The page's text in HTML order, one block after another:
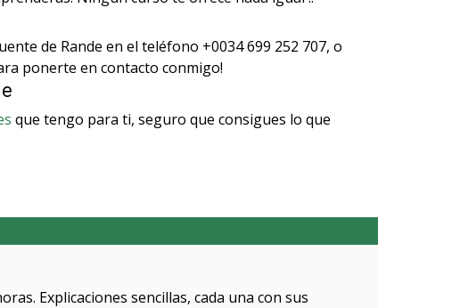
de Rande en el teléfono +0034 699 252 707, o
ponerte en contacto conmigo!
que tengo para ti, seguro que consigues lo que
Explicaciones sencillas, cada una con sus